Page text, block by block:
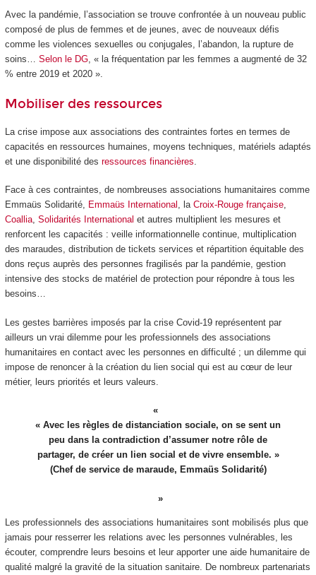
Avec la pandémie, l’association se trouve confrontée à un nouveau public
composé de plus de femmes et de jeunes, avec de nouveaux défis
comme les violences sexuelles ou conjugales, l’abandon, la rupture de
soins… Selon le DG, « la fréquentation par les femmes a augmenté de 32
% entre 2019 et 2020 ».
Mobiliser des ressources
La crise impose aux associations des contraintes fortes en termes de
capacités en ressources humaines, moyens techniques, matériels adaptés
et une disponibilité des ressources financières
Face à ces contraintes, de nombreuses associations humanitaires comme
Emmaüs Solidarité, Emmaüs International , la Croix-Rouge française,
Coallia, Solidarités International et autres multiplient les mesures et
renforcent les capacités : veille informationnelle continue, multiplication
des maraudes, distribution de tickets services et répartition équitable des
dons reçus auprès des personnes fragilisés par la pandémie, gestion
intensive des stocks de matériel de protection pour répondre à tous les
besoins…
Les gestes barrières imposés par la crise Covid-19 représentent par
ailleurs un vrai dilemme pour les professionnels des associations
humanitaires en contact avec les personnes en difficulté ; un dilemme qui
impose de renoncer à la création du lien social qui est au cœur de leur
métier, leurs priorités et leurs valeurs.
« Avec les règles de distanciation sociale, on se sent un
peu dans la contradiction d’assumer notre rôle de
partager, de créer un lien social et de vivre ensemble. »
(Chef de service de maraude, Emmaüs Solidarité)
Les professionnels des associations humanitaires sont mobilisés plus que
jamais pour resserrer les relations avec les personnes vulnérables, les
écouter, comprendre leurs besoins et leur apporter une aide humanitaire de
qualité malgré la gravité de la situation sanitaire. De nombreux partenariats